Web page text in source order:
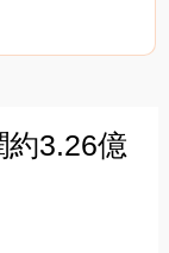
約3.26億